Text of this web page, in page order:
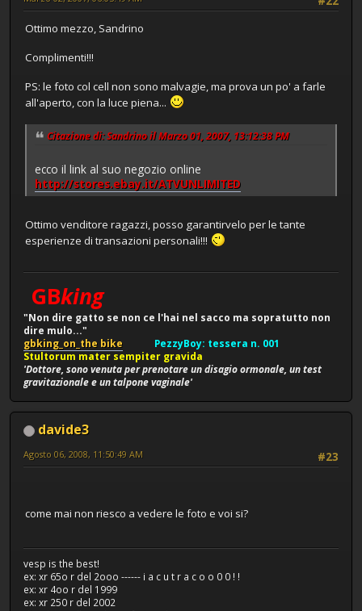
Ottimo mezzo, Sandrino
Complimenti!!!
PS: le foto col cell non sono malvagie, ma prova un po' a farle
all'aperto, con la luce piena...
Citazione di: Sandrino il Marzo 01, 2007, 13:12:38 PM
ecco il link al suo negozio online
http://stores.ebay.it/ATVUNLIMITED
Ottimo venditore ragazzi, posso garantirvelo per le tante
esperienze di transazioni personali!!!
GBking
"Non dire gatto se non ce l'hai nel sacco ma sopratutto non
dire mulo..."
gbking_on_the bike
PezzyBoy: tessera n. 001
Stultorum mater sempiter gravida
'Dottore, sono venuta per prenotare un disagio ormonale, un test
gravitazionale e un talpone vaginale'
davide3
#23
Agosto 06, 2008, 11:50:49 AM
come mai non riesco a vedere le foto e voi si?
vesp is the best!
ex: xr 65o r del 2ooo ------ i a c u t r a c o o 0 0 ! !
ex: xr 4oo r del 1999
ex: xr 250 r del 2002